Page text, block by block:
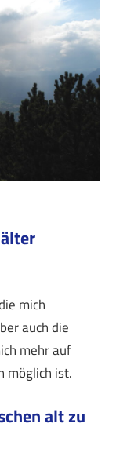
mich
auch die
mehr auf
möglich ist.
alt zu